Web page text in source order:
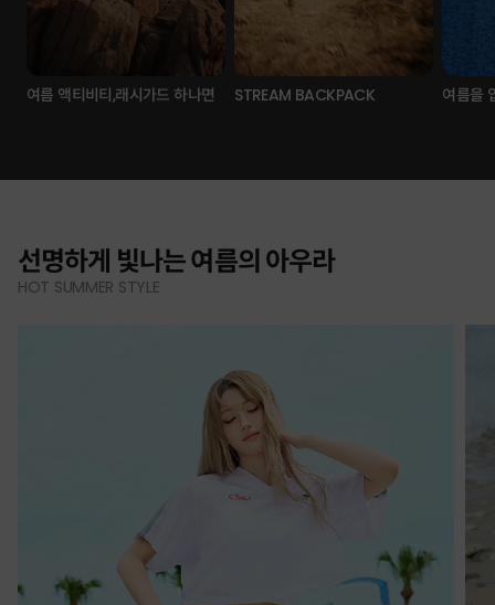
여름 액티비티,래시가드 하나면 STREAM BACKPACK 여름을
선명하게 빛나는 여름의 아우라
HOT SUMMER STYLE